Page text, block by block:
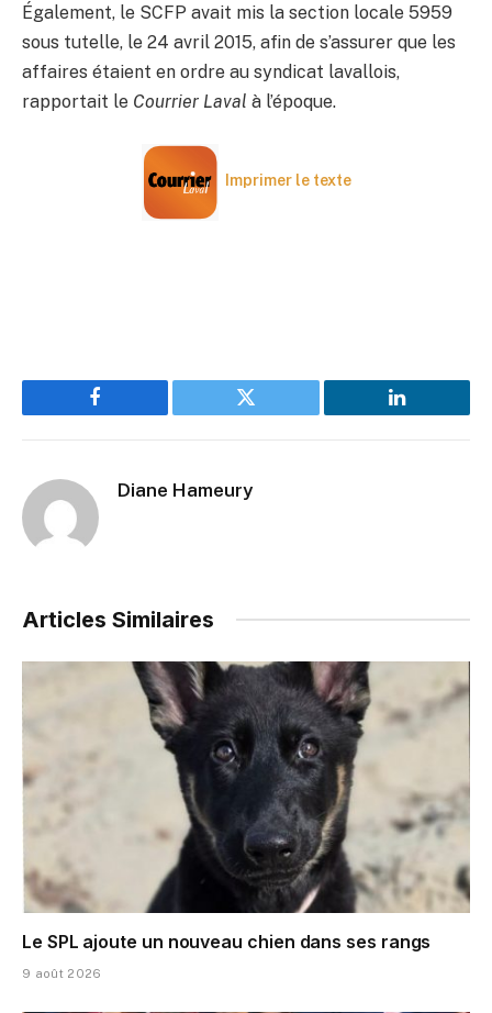
Également, le SCFP avait mis la section locale 5959
sous tutelle, le 24 avril 2015, afin de s’assurer que les
affaires étaient en ordre au syndicat lavallois,
rapportait le Courrier Laval à l’époque.
Imprimer le texte
Facebook Twitter LinkedIn
Diane Hameury
Articles Similaires
Le SPL ajoute un nouveau chien dans ses rangs
9 août 2026